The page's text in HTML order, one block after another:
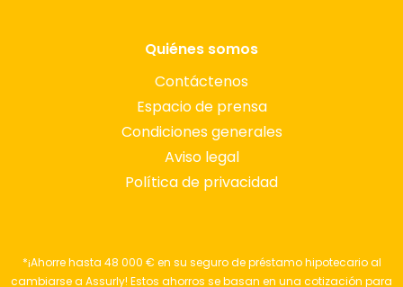
Quiénes somos
Contáctenos
Espacio de prensa
Condiciones generales
Aviso legal
Política de privacidad
*¡Ahorre hasta 48 000 € en su seguro de préstamo hipotecario al
cambiarse a Assurly! Estos ahorros se basan en una cotización para